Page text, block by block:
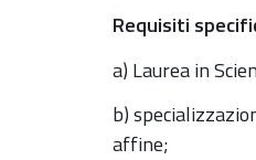
Requisiti
a) Laurea in
b)
affine;